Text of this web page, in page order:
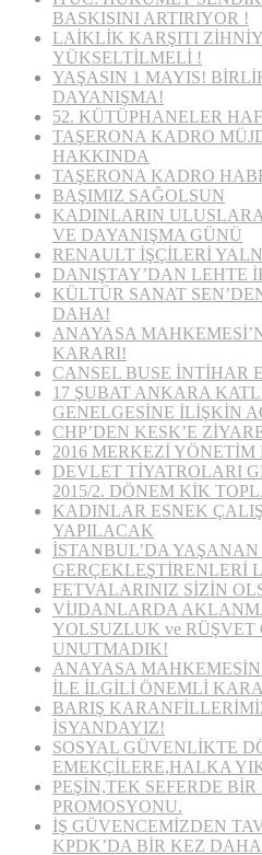
BASKISINI ARTIRIYOR !
LAİKLİK KARŞITI
YÜKSELTİLMELİ !
YAŞASIN 1 MAYIS!
DAYANIŞMA!
52. KÜTÜPHANELER
TAŞERONA KADRO
HAKKINDA
TAŞERONA KADRO
BAŞIMIZ SAĞOLSUN
KADINLARIN
VE DAYANIŞMA GÜNÜ
RENAULT İŞÇİLERİ
DANIŞTAY’DAN LEHTE
KÜLTÜR SANAT
DAHA!
ANAYASA
KARARI!
CANSEL BUSE İNTİHAR
17 ŞUBAT ANKARA
GENELGESİNE İLİŞKİN
CHP’DEN KESK’E
2016 MERKEZİ
DEVLET TİYATROLARI
2015/2. DÖNEM KİK
KADINLAR ESNEK
YAPILACAK
İSTANBUL’DA
GERÇEKLEŞTİRENLERİ
FETVALARINIZ SİZİN
VİJDANLARDA
YOLSUZLUK ve RÜŞVET
UNUTMADIK!
ANAYASA
İLE İLGİLİ ÖNEMLİ
BARIŞ
İSYANDAYIZ!
SOSYAL GÜVENLİKTE
EMEKÇİLERE,HALKA
PEŞİN,TEK SEFERDE
PROMOSYONU.
İŞ GÜVENCEMİZDEN
KPDK’DA BİR KEZ